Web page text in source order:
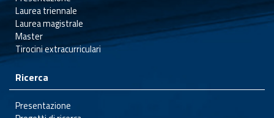
Laurea triennale
Laurea magistrale
Master
Tirocini extracurriculari
Ricerca
Presentazione